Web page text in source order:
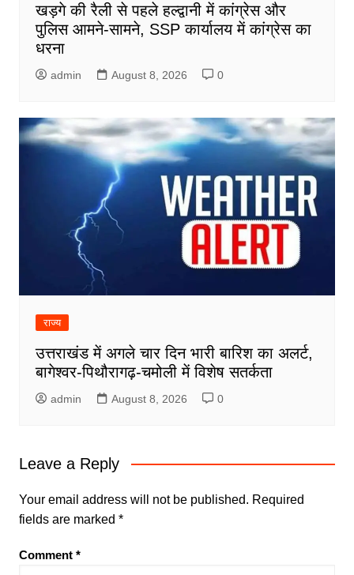
खड़गे की रैली से पहले हल्द्वानी में कांग्रेस और
पुलिस आमने-सामने, SSP कार्यालय में कांग्रेस का
धरना
admin August 8, 2026 0
राज्य
उत्तराखंड में अगले चार दिन भारी बारिश का अलर्ट,
बागेश्वर-पिथौरागढ़-चमोली में विशेष सतर्कता
admin August 8, 2026 0
Leave a Reply
Your email address will not be published. Required
fields are marked *
Comment *